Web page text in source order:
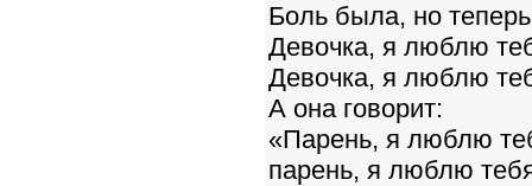
Боль была, но
Девочка, я люблю
Девочка, я люблю
А она говорит:
«Парень, я люблю
парень, я люблю